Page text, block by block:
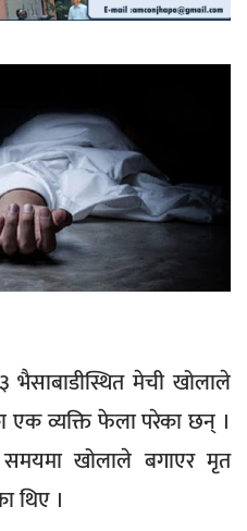
भैसाबाडीस्थित मेची खोलाले
एक व्यक्ति फेला परेका छन् ।
खोलाले बगाएर मृत
थिए ।